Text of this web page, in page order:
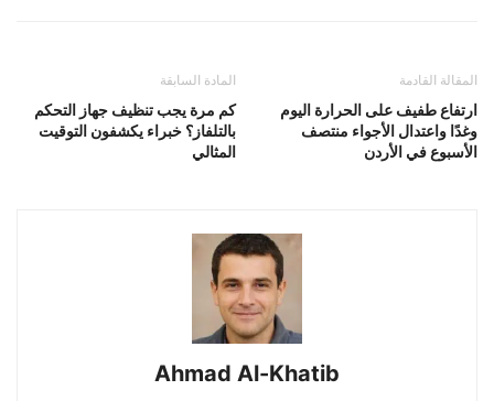
المادة السابقة
كم مرة يجب تنظيف جهاز التحكم
بالتلفاز؟ خبراء يكشفون التوقيت
المثالي
المقالة القادمة
ارتفاع طفيف على الحرارة اليوم
وغدًا واعتدال الأجواء منتصف
الأسبوع في الأردن
Ahmad Al-Khatib